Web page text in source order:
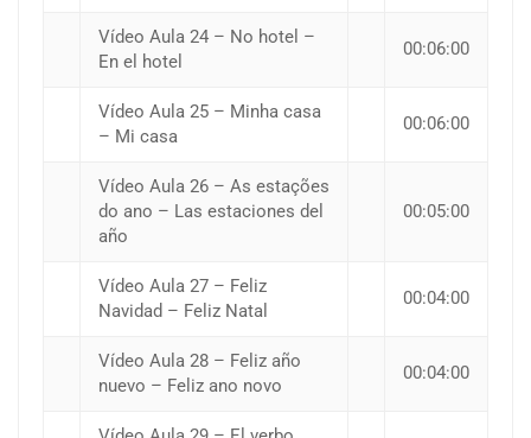
Vídeo Aula 24 – No hotel –
En el hotel
00:06:00
Vídeo Aula 25 – Minha casa
– Mi casa
00:06:00
Vídeo Aula 26 – As estações
do ano – Las estaciones del
año
00:05:00
Vídeo Aula 27 – Feliz
Navidad – Feliz Natal
00:04:00
Vídeo Aula 28 – Feliz año
nuevo – Feliz ano novo
00:04:00